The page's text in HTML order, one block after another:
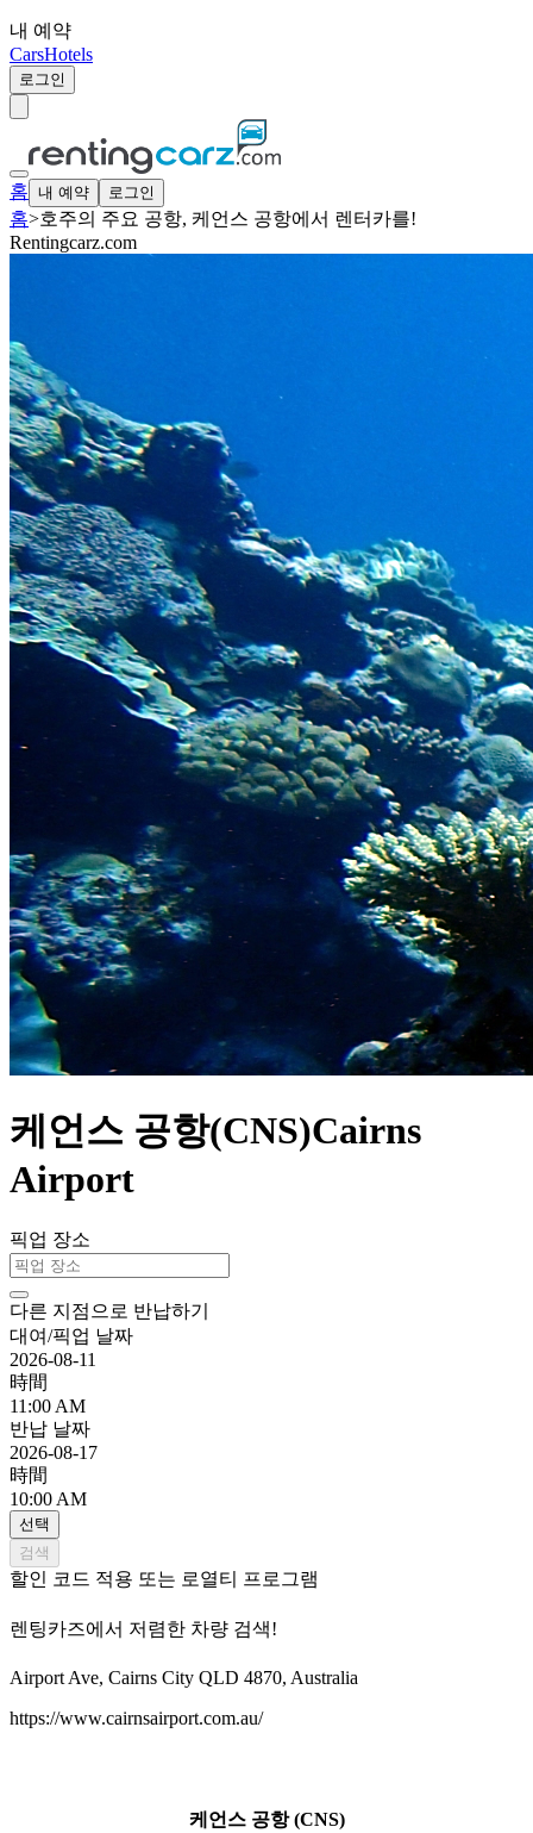
내 예약
CarsHotels
로그인
홈 내 예약 로그인
홈>호주의 주요 공항, 케언스 공항에서 렌터카를!
Rentingcarz.com
케언스 공항(CNS)Cairns
Airport
픽업 장소
다른 지점으로 반납하기
대여/픽업 날짜
2026-08-11
時間
11:00 AM
반납 날짜
2026-08-17
時間
10:00 AM
선택
검색
할인 코드 적용 또는 로열티 프로그램
렌팅카즈에서 저렴한 차량 검색!
Airport Ave, Cairns City QLD 4870, Australia
https://www.cairnsairport.com.au/
케언스 공항 (CNS)